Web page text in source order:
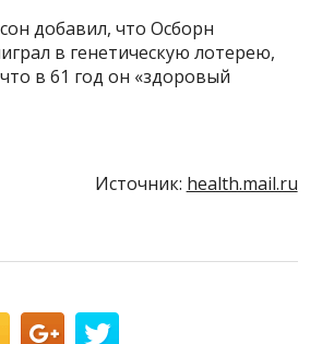
добавил, что Осборн
в генетическую лотерею,
в 61 год он «здоровый
Источник: health.mail.ru